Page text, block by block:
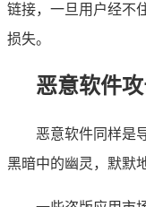
链接，一旦用户经不
损失。
恶意软件
恶意软件同样是
黑暗中的幽灵，默默